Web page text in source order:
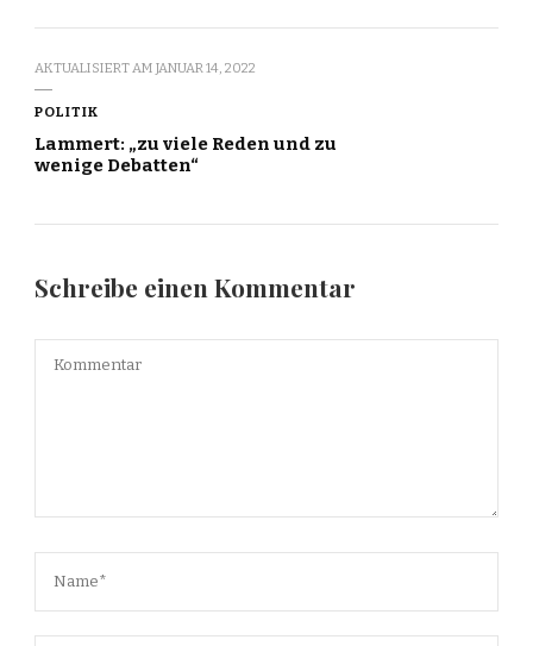
AKTUALISIERT AM JANUAR 14, 2022
POLITIK
Lammert: „zu viele Reden und zu
wenige Debatten“
Schreibe einen Kommentar